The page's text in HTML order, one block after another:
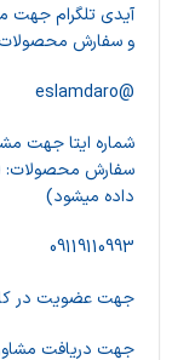
آیدی تلگرام جهت
و سفارش
@eslamdaro
شماره ایتا جهت
سفارش محصولات:
داده میشود)
09119110993
جهت عضویت در
جهت دریافت